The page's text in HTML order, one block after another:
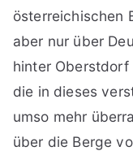
österreichischen
aber nur über
hinter Oberstdorf
die in dieses
umso mehr
über die Berge